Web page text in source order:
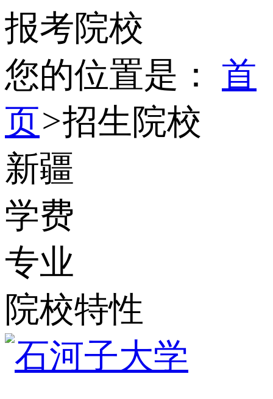
报考院校
您的位置是： 首
页>招生院校
新疆
学费
专业
院校特性